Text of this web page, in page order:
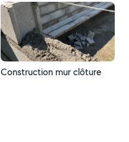
Construction mur clôture